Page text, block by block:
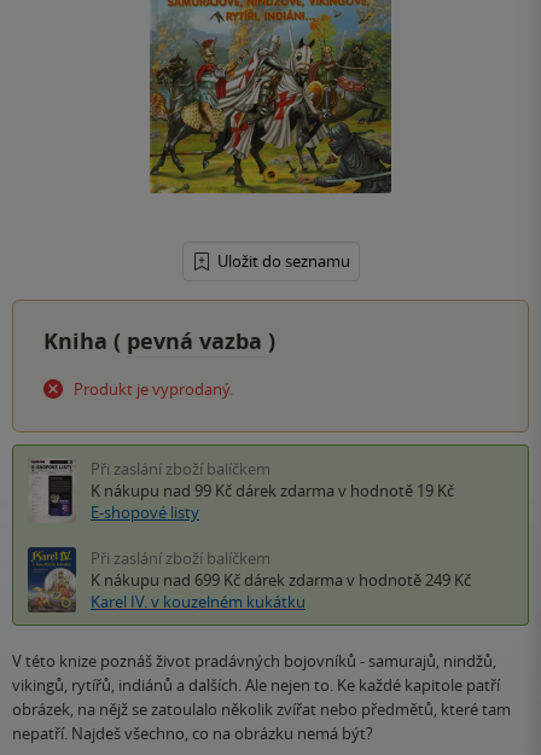
Uložit do seznamu
Kniha ( pevná vazba )
Produkt je vyprodaný.
Při zaslání zboží balíčkem
K nákupu nad 99 Kč dárek zdarma v hodnotě 19 Kč
E-shopové listy
Při zaslání zboží balíčkem
K nákupu nad 699 Kč dárek zdarma v hodnotě 249 Kč
Karel IV. v kouzelném kukátku
V této knize poznáš život pradávných bojovníků - samurajů, nindžů,
vikingů, rytířů, indiánů a dalších. Ale nejen to. Ke každé kapitole patří
obrázek, na nějž se zatoulalo několik zvířat nebo předmětů, které tam
nepatří. Najdeš všechno, co na obrázku nemá být?